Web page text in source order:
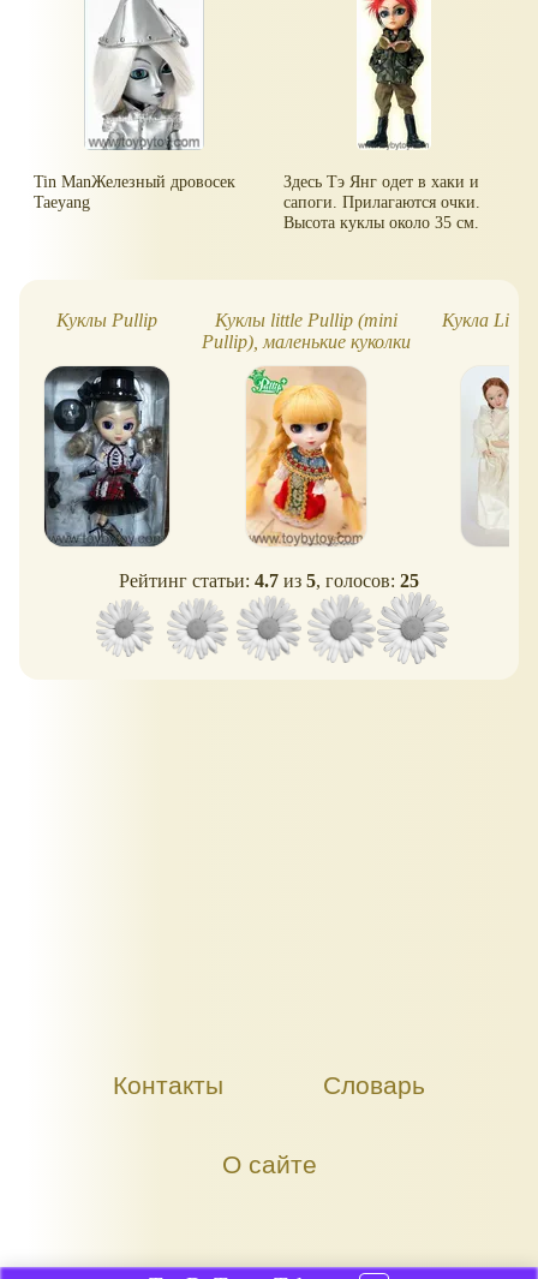
Tin ManЖелезный дровосек
Taeyang
Здесь Тэ Янг одет в хаки и
сапоги. Прилагаются очки.
Высота куклы около 35 см.
Куклы Pullip
Куклы little Pullip (mini
Pullip), маленькие куколки
Pullip
Кукла
Рейтинг статьи: 4.7 из 5, голосов: 25
Контакты Словарь
О сайте